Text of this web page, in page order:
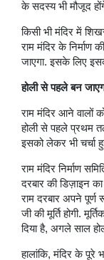
के सदस्य भी मौजूद
किसी भी मंदिर में
राम मंदिर के निर्माण
जाएगा. इसके लिए
होली से पहले बन
राम मंदिर आने वालों
होली से पहले प्रथम
इसको लेकर भी चर्चा
राम मंदिर निर्माण
दरबार की डिज़ाइन
राम दरबार अपने पूर्ण
जी की मूर्ति होगी.
दिया है, अगले साल
हालांकि, मंदिर के पूरे